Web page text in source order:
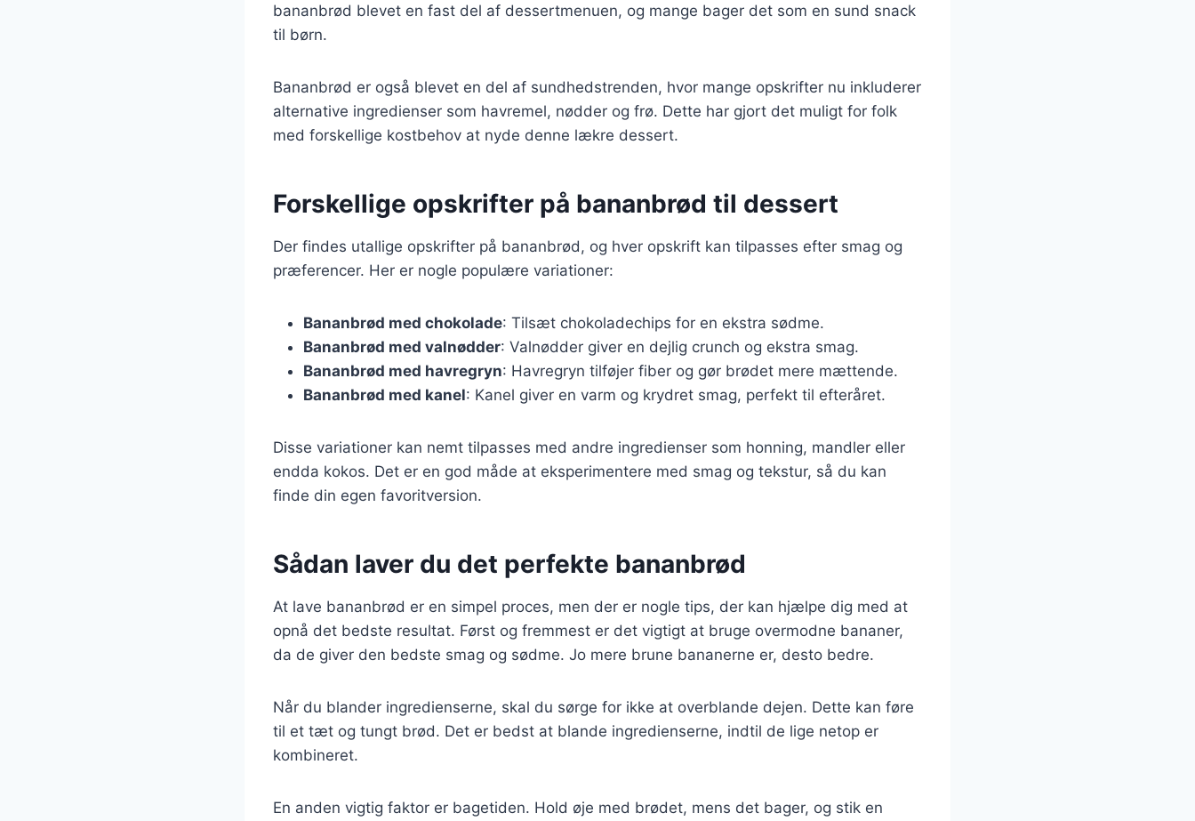
bananbrød blevet en fast del af dessertmenuen, og mange bager det som en sund snack
til børn.
Bananbrød er også blevet en del af sundhedstrenden, hvor mange opskrifter nu inkluderer
alternative ingredienser som havremel, nødder og frø. Dette har gjort det muligt for folk
med forskellige kostbehov at nyde denne lækre dessert.
Forskellige opskrifter på bananbrød til dessert
Der findes utallige opskrifter på bananbrød, og hver opskrift kan tilpasses efter smag og
præferencer. Her er nogle populære variationer:
Bananbrød med chokolade: Tilsæt chokoladechips for en ekstra sødme.
Bananbrød med valnødder: Valnødder giver en dejlig crunch og ekstra smag.
Bananbrød med havregryn: Havregryn tilføjer fiber og gør brødet mere mættende.
Bananbrød med kanel: Kanel giver en varm og krydret smag, perfekt til efteråret.
Disse variationer kan nemt tilpasses med andre ingredienser som honning, mandler eller
endda kokos. Det er en god måde at eksperimentere med smag og tekstur, så du kan
finde din egen favoritversion.
Sådan laver du det perfekte bananbrød
At lave bananbrød er en simpel proces, men der er nogle tips, der kan hjælpe dig med at
opnå det bedste resultat. Først og fremmest er det vigtigt at bruge overmodne bananer,
da de giver den bedste smag og sødme. Jo mere brune bananerne er, desto bedre.
Når du blander ingredienserne, skal du sørge for ikke at overblande dejen. Dette kan føre
til et tæt og tungt brød. Det er bedst at blande ingredienserne, indtil de lige netop er
kombineret.
En anden vigtig faktor er bagetiden. Hold øje med brødet, mens det bager, og stik en